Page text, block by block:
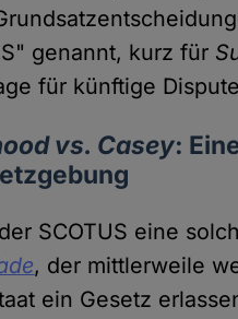
genannt, kurz für
für künftige
vs. Casey:
SCOTUS eine
, der mittlerweile
ein Gesetz